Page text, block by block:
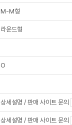
M-M형
라운드형
O
상세설명 / 판매 사이트 문의
상세설명 / 판매 사이트 문의